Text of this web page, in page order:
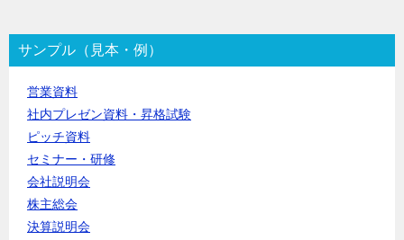
ゲ
ー
シ
サンプル（見本・例）
営業資料
社内プレゼン資料・昇格試験
ピッチ資料
セミナー・研修
会社説明会
株主総会
決算説明会